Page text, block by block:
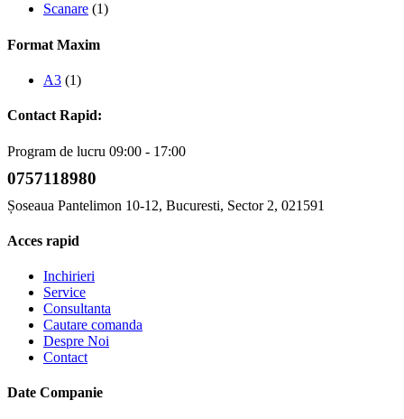
Scanare (1)
Format Maxim
A3 (1)
Contact Rapid:
Program de lucru 09:00 - 17:00
0757118980
Șoseaua Pantelimon 10-12, Bucuresti, Sector 2, 021591
Acces rapid
Inchirieri
Service
Consultanta
Cautare comanda
Despre Noi
Contact
Date Companie